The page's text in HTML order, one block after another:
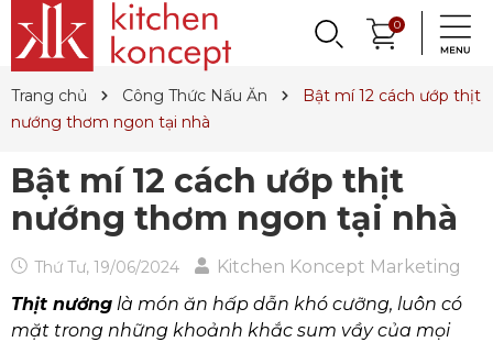
0
SALE TIN TỨC
QUAY LẠI NỒI, CHẢO
Nồi
Nồi Áp Suất
Khay Gang, Lò Nướng
QUAY LẠI DAO, KÉO
Dao
Dao Nhật
QUAY LẠI
PHỤ KIỆN & TRANG
TRÍ BÀN ĂN
Tô, Chén, Dĩa
Trang Trí Bàn Ăn
Hũ Đựng Gia Vị
Khăn Bàn Ăn
QUAY LẠI PHỤ KIỆN BẾP
Dụng Cụ Nhà Bếp
Lót Nồi & Tay Cầm
Dụng Cụ Làm Kem
QUAY LẠI
DỤNG CỤ LÀM BÁNH
& MÌ Ý
Dụng Cụ Làm Pasta
Khay Nướng Bánh
QUAY LẠI
LY, BÌNH NƯỚC,
DECANTER
Ly Pha Lê
Ly Thủy Tinh
Bình Nước
QUAY LẠI PHỤ KIỆN RƯỢU
Đầu Rót
Bình Giữ Mát
Thiết Bị Sục Oxy
Máy Chiết Rượu
QUAY LẠI DANH MỤC KHÁC
Sản Phẩm Cho Bé
Tinh Dầu
Dung Dịch Sát Khuẩn
Bình, Ly & Hũ Giữ Nhiệt
Trang chủ Công Thức Nấu Ăn
Bật mí 12 cách ướp thịt
nướng thơm ngon tại nhà
Bật mí 12 cách ướp thịt
nướng thơm ngon tại nhà
Thứ Tư, 19/06/2024
Kitchen Koncept Marketing
Thịt nướng là món ăn hấp dẫn khó cưỡng, luôn có
mặt trong những khoảnh khắc sum vầy của mọi